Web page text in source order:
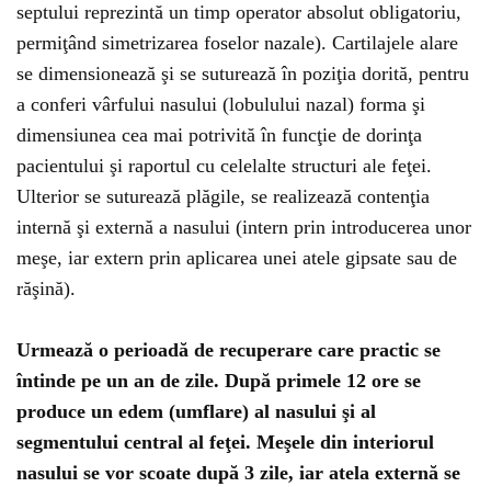
septului reprezintă un timp operator absolut obligatoriu,
permiţând simetrizarea foselor nazale). Cartilajele alare
se dimensionează şi se suturează în poziţia dorită, pentru
a conferi vârfului nasului (lobulului nazal) forma şi
dimensiunea cea mai potrivită în funcţie de dorinţa
pacientului şi raportul cu celelalte structuri ale feţei.
Ulterior se suturează plăgile, se realizează contenţia
internă şi externă a nasului (intern prin introducerea unor
meşe, iar extern prin aplicarea unei atele gipsate sau de
răşină).
Urmează o perioadă de recuperare care practic se
întinde pe un an de zile. După primele 12 ore se
produce un edem (umflare) al nasului şi al
segmentului central al feţei. Meşele din interiorul
nasului se vor scoate după 3 zile, iar atela externă se